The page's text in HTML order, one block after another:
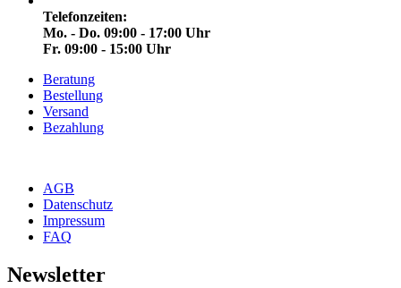
Telefonzeiten:
Mo. - Do. 09:00 - 17:00 Uhr
Fr. 09:00 - 15:00 Uhr
Beratung
Bestellung
Versand
Bezahlung
AGB
Datenschutz
Impressum
FAQ
Newsletter